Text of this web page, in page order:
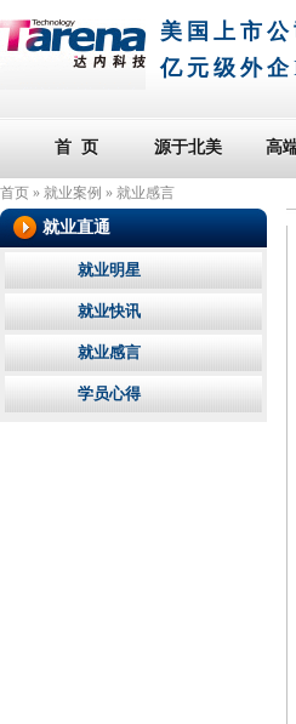
美国上市公
亿元级外
首 页 源于北美 高
首页 » 就业案例 » 就业感言
就业直通
就业明星
就业快讯
就业感言
学员心得